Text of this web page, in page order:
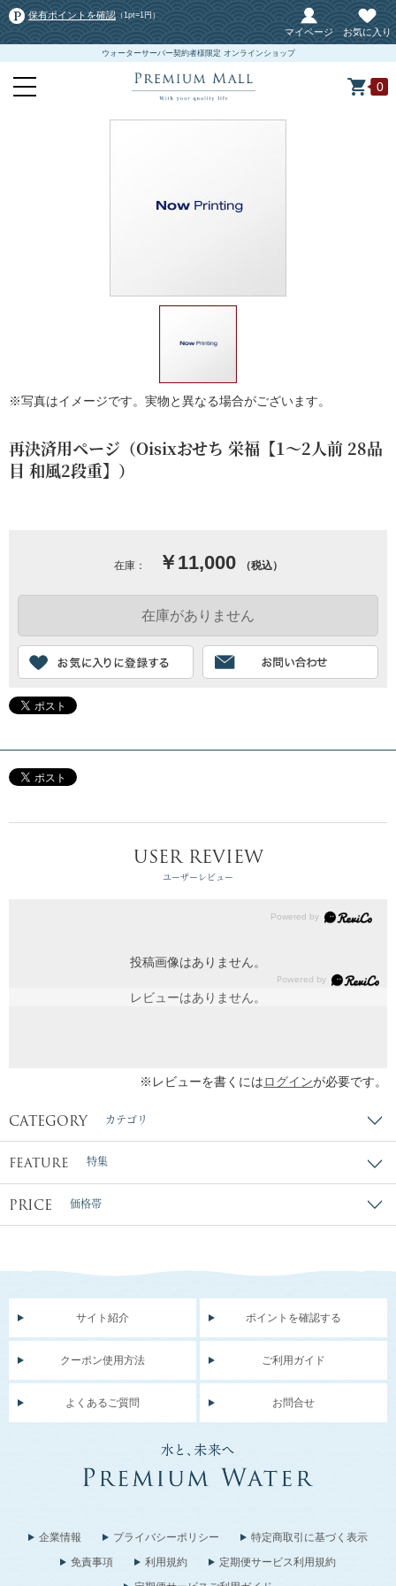
保有ポイントを確認 （1pt=1円）
マイページ お気に入り
ウォーターサーバー契約者様限定 オンラインショップ
0
※写真はイメージです。実物と異なる場合がございます。
再決済用ページ（Oisixおせち 栄福【1～2人前 28品
目 和風2段重】）
在庫： ￥11,000 （税込）
USER REVIEW
ユーザーレビュー
投稿画像はありません。
レビューはありません。
※レビューを書くにはログインが必要です。
CATEGORY カテゴリ
FEATURE 特集
PRICE 価格帯
サイト紹介 ポイントを確認する
クーポン使用方法 ご利用ガイド
よくあるご質問 お問合せ
企業情報 プライバシーポリシー
特定商取引に基づく表示
免責事項
利用規約
定期便サービス利用規約